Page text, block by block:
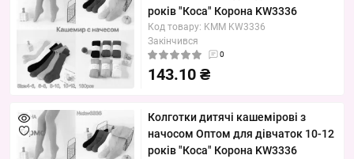
років "Коса" Корона KW3336
Код товару: KMM KW3336
Закінчився
0
143.10 ₴
Колготки дитячі кашемірові з
начосом Оптом для дівчаток 10-12
років "Коса" Корона KW3336